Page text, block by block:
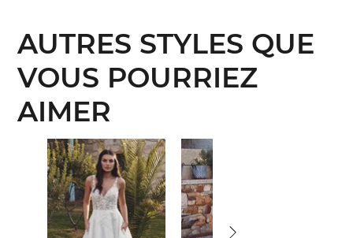
AUTRES STYLES QUE
VOUS POURRIEZ
AIMER